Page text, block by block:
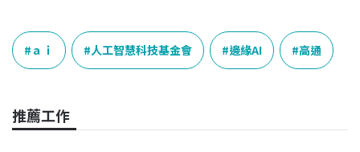
c
e
b
o
k
e
r
e
a
n
k
e
n
p
y
L
k
ａｉ 人工智慧科技基金會 邊緣AI 高通
推薦工作